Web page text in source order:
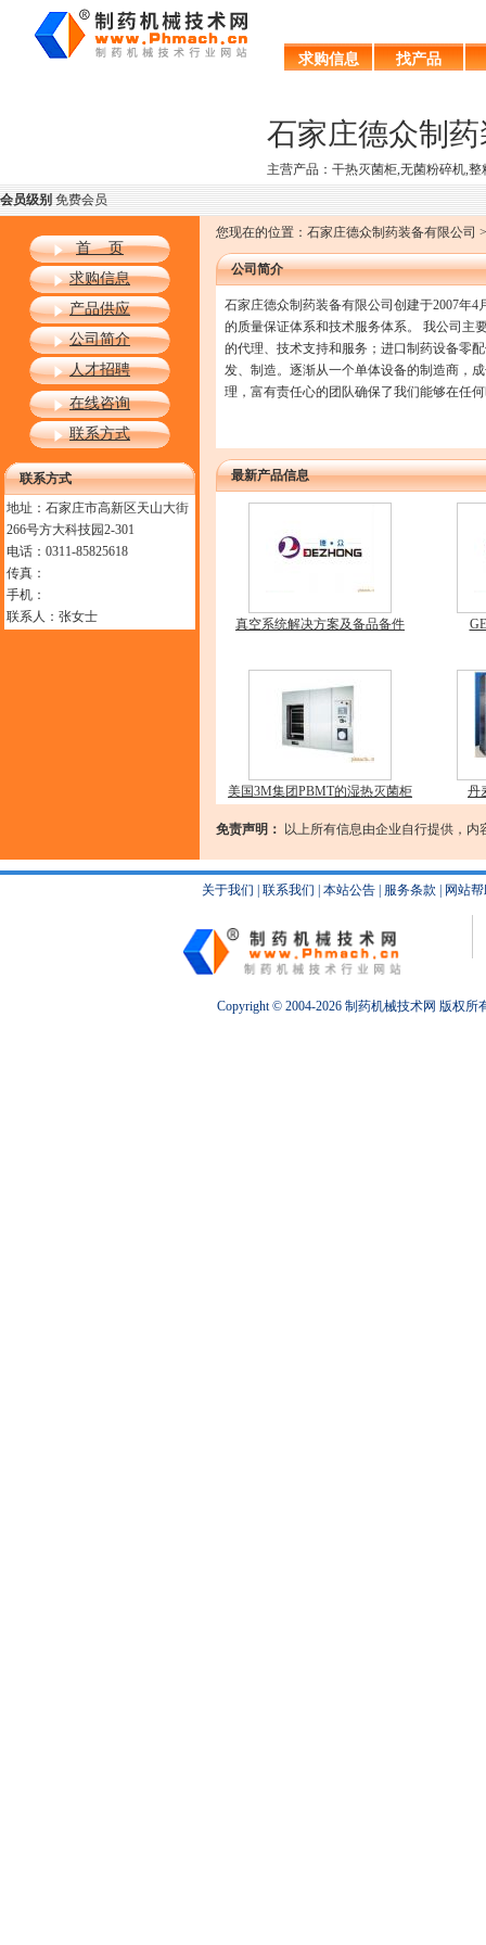
求购信息 找产品
石家庄德众制
主营产品：干热灭菌柜,无菌粉碎机,
会员级别免费会员
首 页
求购信息
产品供应
公司简介
人才招聘
在线咨询
联系方式
联系方式
地址：石家庄市高新区天山大街
266号方大科技园2-301
电话：0311-85825618
传真：
手机：
联系人：张女士
您现在的位置：石家庄德众制药装备有限公司
公司简介
石家庄德众制药装备有限公司创建于2007年
的质量保证体系和技术服务体系。 我公司主
的代理、技术支持和服务；进口制药设备零
发、制造。逐渐从一个单体设备的制造商，
理，富有责任心的团队确保了我们能够在任
最新产品信息
真空系统解决方案及备品备件
美国3M集团PBMT的湿热灭菌柜 丹
免责声明： 以上所有信息由企业自行提供，
关于我们 联系我们 本站公告 服务条款 网站
Copyright © 2004-2026 制药机械技术网 版权所